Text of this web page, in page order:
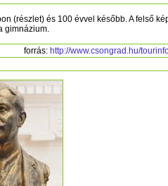
(részlet) és 100 évvel később. A felső
gimnázium.
forrás: http://www.csongrad.hu/